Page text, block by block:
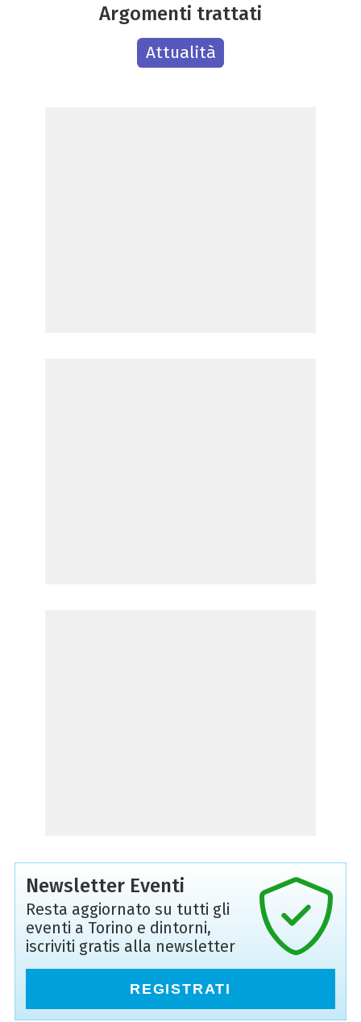
Argomenti trattati
Attualità
Newsletter Eventi
Resta aggiornato su tutti gli
eventi a Torino e dintorni,
iscriviti gratis alla newsletter
REGISTRATI